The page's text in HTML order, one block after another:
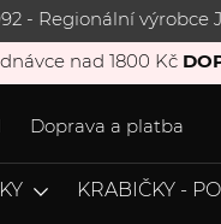
- Regionální
nad 1800 Kč
Doprava a platba
KRABIČKY -